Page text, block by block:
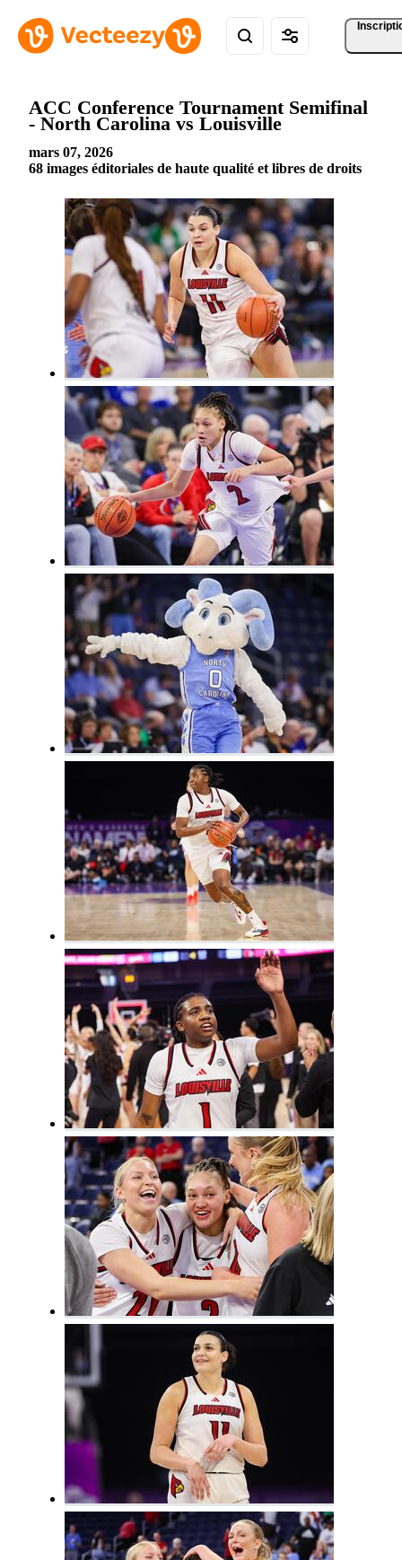
ACC Conference Tournament Semifinal
- North Carolina vs Louisville
mars 07, 2026
68 images éditoriales de haute qualité et libres de droits